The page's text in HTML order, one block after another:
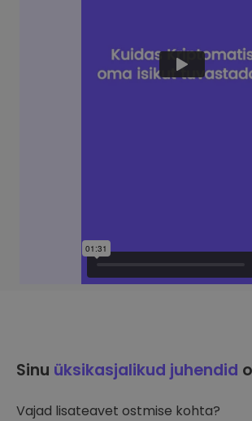
Sinu üksikasjalikud juhendid
Vajad lisateavet ostmise kohta?